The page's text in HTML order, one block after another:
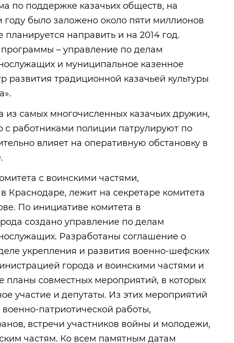
по поддержке казачьих обществ, на
году было заложено около пяти миллионов
планируется направить и на 2014 год.
– управление по делам
и муниципальное казенное
развития традиционной казачьей культуры
из самых многочисленных казачьих дружин,
с работниками полиции патрулируют по
влияет на оперативную обстановку в
с воинскими частями,
лежит на секретаре комитета
По инициативе комитета в
создано управление по делам
Разработаны соглашение о
укрепления и развития военно-шефских
города и воинскими частями и
планы совместных мероприятий, в которых
участие и депутаты. Из этих мероприятий
патриотической работы,
встречи участников войны и молодежи,
частям. Ко всем памятным датам